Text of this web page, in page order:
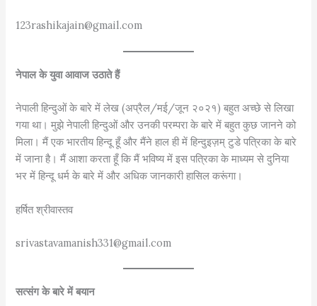
123rashikajain@gmail.com
नेपाल के युवा आवाज उठाते हैं
नेपाली हिन्दुओं के बारे में लेख (अप्रैल/मई/जून २०२१) बहुत अच्छे से लिखा
गया था। मुझे नेपाली हिन्दुओं और उनकी परम्परा के बारे में बहुत कुछ जानने को
मिला। मैं एक भारतीय हिन्दू हूँ और मैंने हाल ही में हिन्दुइज़म् टुडे पत्रिका के बारे
में जाना है। मैं आशा करता हूँ कि मैं भविष्य में इस पत्रिका के माध्यम से दुनिया
भर में हिन्दू धर्म के बारे में और अधिक जानकारी हासिल करूंगा।
हर्षित श्रीवास्तव
srivastavamanish331@gmail.com
सत्संग के बारे में बयान